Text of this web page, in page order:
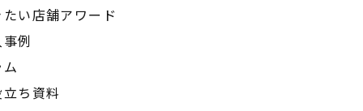
い店舗アワード
例
ち資料